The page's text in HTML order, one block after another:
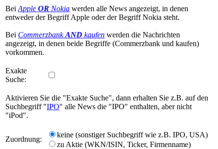
Bei Apple OR Nokia werden alle News angezeigt, in denen
entweder der Begriff Apple oder der Begriff Nokia steht.
Bei CommerzbankAND kaufen werden die Nachrichten
angezeigt, in denen beide Begriffe (Commerzbank und kaufen)
vorkommen.
Exakte
Suche:
Aktivieren Sie die "Exakte Suche", dann erhalten Sie z.B. auf den
Suchbegriff "IPO" alle News die "IPO" enthalten, aber nicht
"iPod".
Zuordnung:
keine (sonstiger Suchbegriff wie z.B. IPO, USA)
zu Aktie (WKN/ISIN, Ticker, Firmenname)